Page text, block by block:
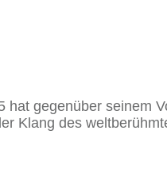
hat gegenüber seinem
Klang des